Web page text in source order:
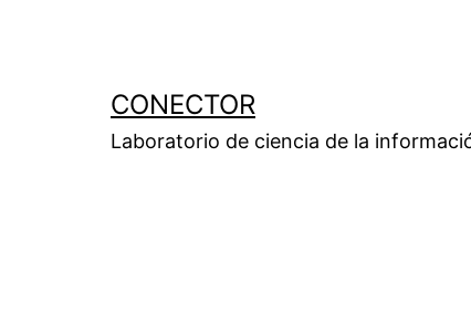
CONECTOR
Laboratorio de ciencia de la